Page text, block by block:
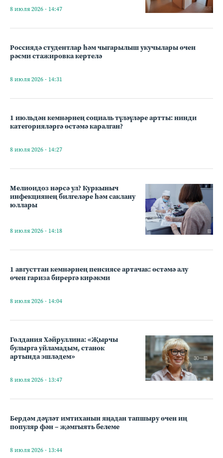
8 июля 2026 - 14:47
Россиядә студентлар һәм чыгарылыш укучылары өчен
рәсми стажировка кертелә
8 июля 2026 - 14:31
1 июльдән кемнәрнең социаль түләүләре артты: нинди
категорияләргә өстәмә каралган?
8 июля 2026 - 14:27
Мелиоидоз нәрсә ул? Куркыныч
инфекциянең билгеләре һәм саклану
юллары
8 июля 2026 - 14:18
1 августтан кемнәрнең пенсиясе артачак: өстәмә алу
өчен гариза бирергә кирәкми
8 июля 2026 - 14:04
Гөлдания Хәйруллина: «Җырчы
булырга уйламадым, станок
артында эшләдем»
8 июля 2026 - 13:47
Бердәм дәүләт имтиханын яңадан тапшыру өчен иң
популяр фән – җәмгыять белеме
8 июля 2026 - 13:44